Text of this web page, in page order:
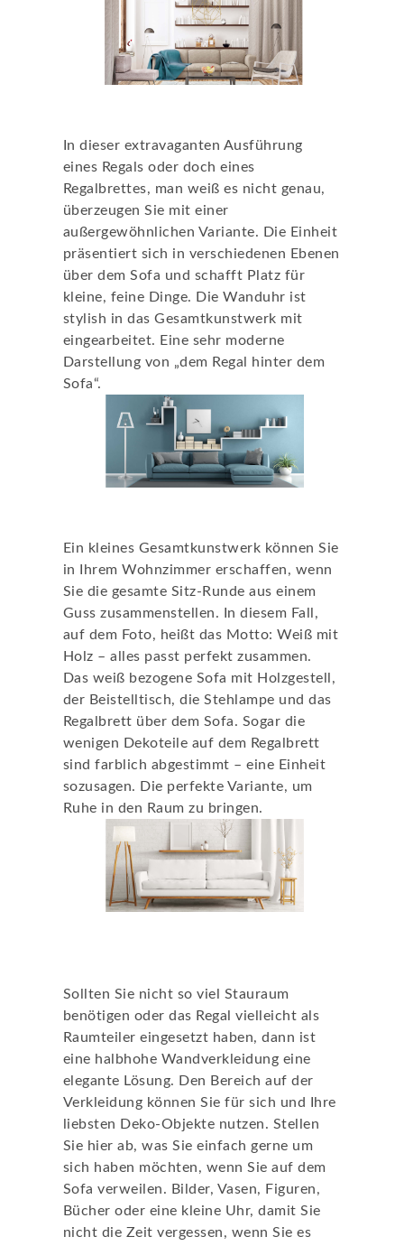
In dieser extravaganten Ausführung
eines Regals oder doch eines
Regalbrettes, man weiß es nicht genau,
überzeugen Sie mit einer
außergewöhnlichen Variante. Die Einheit
präsentiert sich in verschiedenen Ebenen
über dem Sofa und schafft Platz für
kleine, feine Dinge. Die Wanduhr ist
stylish in das Gesamtkunstwerk mit
eingearbeitet. Eine sehr moderne
Darstellung von „dem Regal hinter dem
Sofa“.
Ein kleines Gesamtkunstwerk können Sie
in Ihrem Wohnzimmer erschaffen, wenn
Sie die gesamte Sitz-Runde aus einem
Guss zusammenstellen. In diesem Fall,
auf dem Foto, heißt das Motto: Weiß mit
Holz – alles passt perfekt zusammen.
Das weiß bezogene Sofa mit Holzgestell,
der Beistelltisch, die Stehlampe und das
Regalbrett über dem Sofa. Sogar die
wenigen Dekoteile auf dem Regalbrett
sind farblich abgestimmt – eine Einheit
sozusagen. Die perfekte Variante, um
Ruhe in den Raum zu bringen.
Sollten Sie nicht so viel Stauraum
benötigen oder das Regal vielleicht als
Raumteiler eingesetzt haben, dann ist
eine halbhohe Wandverkleidung eine
elegante Lösung. Den Bereich auf der
Verkleidung können Sie für sich und Ihre
liebsten Deko-Objekte nutzen. Stellen
Sie hier ab, was Sie einfach gerne um
sich haben möchten, wenn Sie auf dem
Sofa verweilen. Bilder, Vasen, Figuren,
Bücher oder eine kleine Uhr, damit Sie
nicht die Zeit vergessen, wenn Sie es